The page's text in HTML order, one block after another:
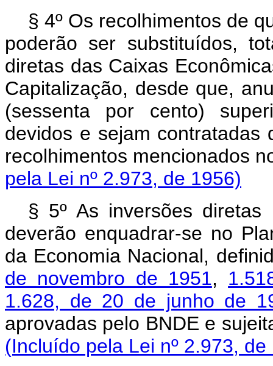
§ 4º Os recolhimentos de
poderão ser substituídos,
diretas das Caixas
Capitalização, desde que,
(sessenta por cento)
devidos e sejam contratadas
recolhimentos mencionados
pela Lei nº 2.973, de 1956)
§ 5º As inversões diretas
deverão enquadrar-se no
da Economia Nacional,
de novembro de 1951,
1.628, de 20 de junho de
aprovadas pelo BNDE e
(Incluído pela Lei nº 2.973, de